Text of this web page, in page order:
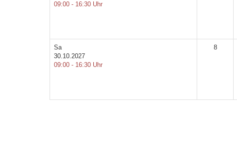
09:00 - 16:30 Uhr
Sa
30.10.2027
09:00 - 16:30 Uhr
8